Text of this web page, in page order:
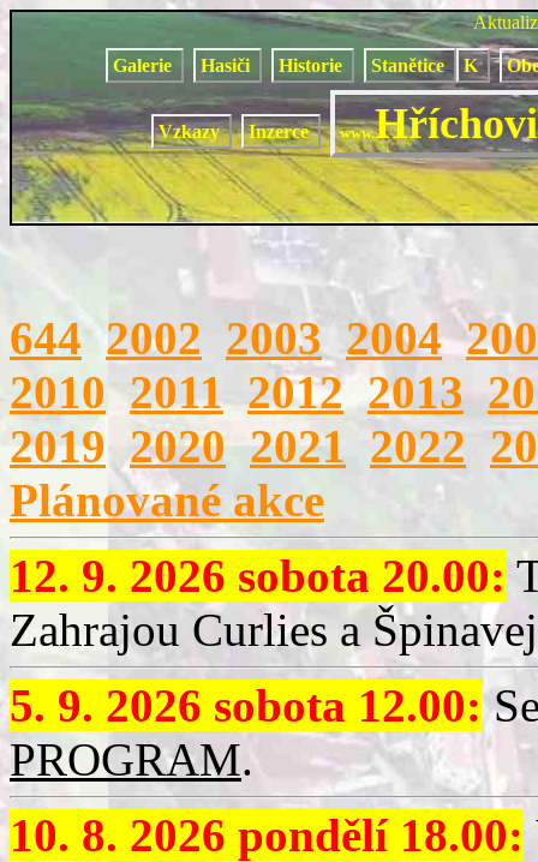
Galerie Hasiči Historie Stanětice K
Vzkazy Inzerce www.
644 2002 2003 2004
2010 2011 2012 2013
2019 2020 2021 2022
Plánované akce
12. 9. 2026 sobota 20.00:
Zahrajou Curlies a
5. 9. 2026 sobota 12.00:
PROGRAM.
10. 8. 2026 pondělí 18.00: